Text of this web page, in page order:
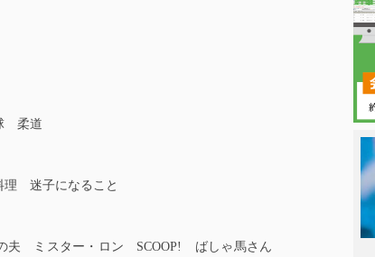
柔道
迷子になること
夫 ミスター・ロン SCOOP! ばしゃ馬さん
日本タレント